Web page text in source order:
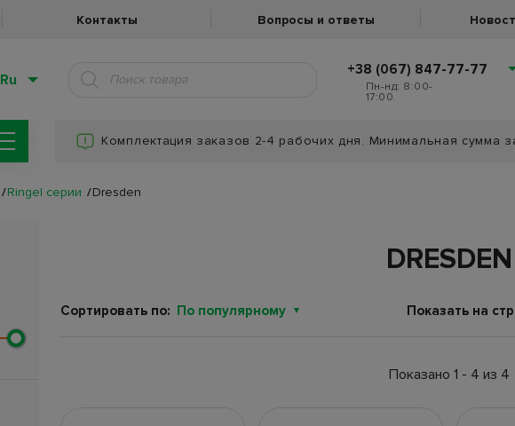
Контакты Вопросы и ответы
Ru
+38 (067) 847-77-77
Пн-нд: 8:00-
17:00.
Комплектация заказов 2-4 рабочих дня. Минимальная сумма
Ringel серии Dresden
DRESDEN
Сортировать по: По популярному Показать на
Показано 1 - 4 из 4